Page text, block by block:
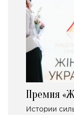
Премия
Истории